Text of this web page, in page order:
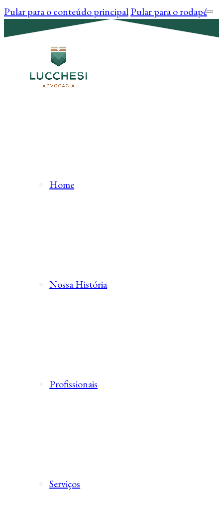
Pular para o conteúdo principalPular para o rodapé
Home
Nossa História
Profissionais
Serviços